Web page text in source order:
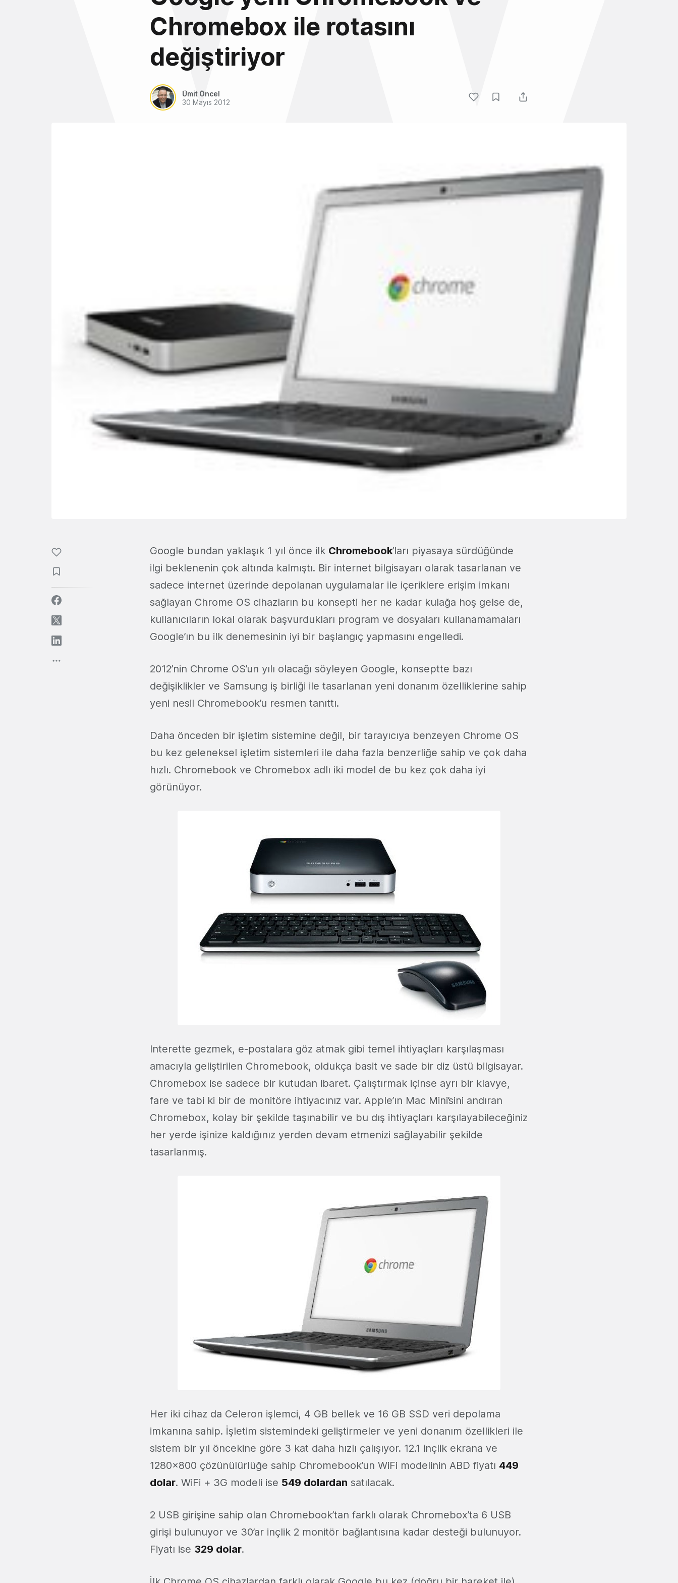
Chromebox ile rotasını
değiştiriyor
Ümit Öncel
30 Mayıs 2012
Google bundan yaklaşık 1 yıl önce ilk Chromebook’ları piyasaya sürdüğünde
ilgi beklenenin çok altında kalmıştı. Bir internet bilgisayarı olarak tasarlanan ve
sadece internet üzerinde depolanan uygulamalar ile içeriklere erişim imkanı
sağlayan Chrome OS cihazların bu konsepti her ne kadar kulağa hoş gelse de,
kullanıcıların lokal olarak başvurdukları program ve dosyaları kullanamamaları
Google’ın bu ilk denemesinin iyi bir başlangıç yapmasını engelledi.
2012’nin Chrome OS’un yılı olacağı söyleyen Google, konseptte bazı
değişiklikler ve Samsung iş birliği ile tasarlanan yeni donanım özelliklerine sahip
yeni nesil Chromebook’u resmen tanıttı.
Daha önceden bir işletim sistemine değil, bir tarayıcıya benzeyen Chrome OS
bu kez geleneksel işletim sistemleri ile daha fazla benzerliğe sahip ve çok daha
hızlı. Chromebook ve Chromebox adlı iki model de bu kez çok daha iyi
görünüyor.
Interette gezmek, e-postalara göz atmak gibi temel ihtiyaçları karşılaşması
amacıyla geliştirilen Chromebook, oldukça basit ve sade bir diz üstü bilgisayar.
Chromebox ise sadece bir kutudan ibaret. Çalıştırmak içinse ayrı bir klavye,
fare ve tabi ki bir de monitöre ihtiyacınız var. Apple’ın Mac Mini’sini andıran
Chromebox, kolay bir şekilde taşınabilir ve bu dış ihtiyaçları karşılayabileceğiniz
her yerde işinize kaldığınız yerden devam etmenizi sağlayabilir şekilde
tasarlanmış.
Her iki cihaz da Celeron işlemci, 4 GB bellek ve 16 GB SSD veri depolama
imkanına sahip. İşletim sistemindeki geliştirmeler ve yeni donanım özellikleri ile
sistem bir yıl öncekine göre 3 kat daha hızlı çalışıyor. 12.1 inçlik ekrana ve
1280x800 çözünülürlüğe sahip Chromebook’un WiFi modelinin ABD fiyatı 449
dolar. WiFi + 3G modeli ise 549 dolardan satılacak.
2 USB girişine sahip olan Chromebook’tan farklı olarak Chromebox’ta 6 USB
girişi bulunuyor ve 30’ar inçlik 2 monitör bağlantısına kadar desteği bulunuyor.
Fiyatı ise 329 dolar.